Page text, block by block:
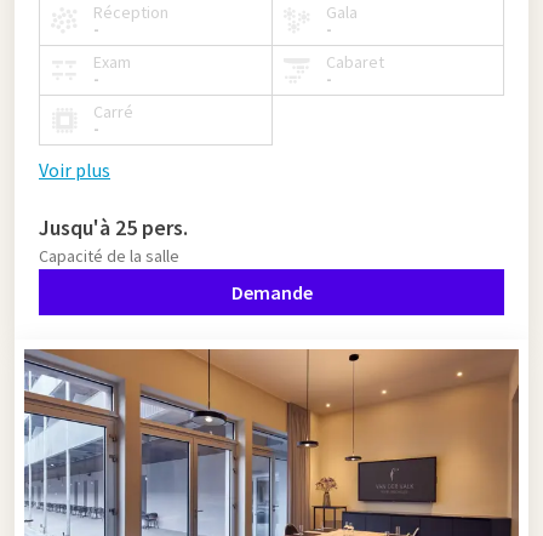
Réception
-
Gala
-
Exam
-
Cabaret
-
Carré
-
Voir plus
Jusqu'à 25 pers.
Capacité de la salle
Demande